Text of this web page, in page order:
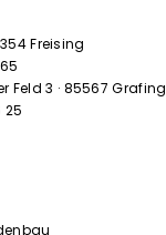
Freising
3 · 85567 Grafing
25